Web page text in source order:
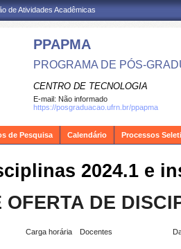
de Atividades Acadêmicas
PPAPMA
PROGRAMA DE PÓS-
CENTRO DE TECNOLOGIA
E-mail: Não informado
https://posgraduacao.ufrn.br/ppapma
de Pesquisa Calendário Processos
2024.1 e
OFERTA DE
Carga horária Docentes